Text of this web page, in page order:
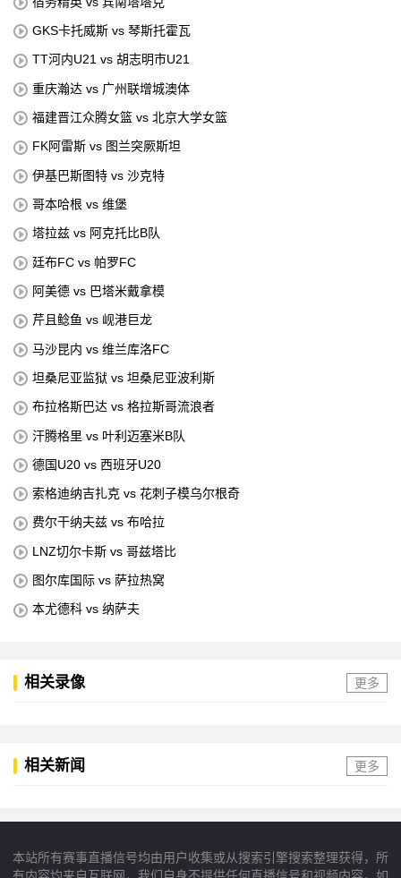
GKS卡托威斯 vs 琴斯托霍瓦
TT河内U21 vs 胡志明市U21
重庆瀚达 vs 广州联增城澳体
福建晋江众腾女篮 vs 北京大学女篮
FK阿雷斯 vs 图兰突厥斯坦
伊基巴斯图特 vs 沙克特
哥本哈根 vs 维堡
塔拉兹 vs 阿克托比B队
廷布FC vs 帕罗FC
阿美德 vs 巴塔米戴拿模
芹且鲶鱼 vs 岘港巨龙
马沙昆内 vs 维兰库洛FC
坦桑尼亚监狱 vs 坦桑尼亚波利斯
布拉格斯巴达 vs 格拉斯哥流浪者
汗腾格里 vs 叶利迈塞米B队
德国U20 vs 西班牙U20
索格迪纳吉扎克 vs 花刺子模乌尔根奇
费尔干纳夫兹 vs 布哈拉
LNZ切尔卡斯 vs 哥兹塔比
图尔库国际 vs 萨拉热窝
本尤德科 vs 纳萨夫
相关录像 更多
相关新闻 更多
本站所有赛事直播信号均由用户收集或从搜索引擎搜索整理获得，所
有内容均来自互联网，我们自身不提供任何直播信号和视频内容，如